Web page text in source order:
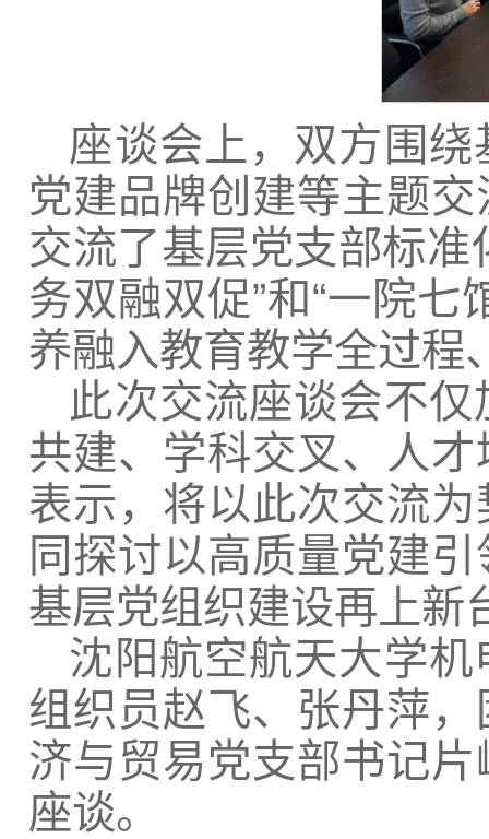
座谈会上，双方围
党建品牌创建等主题
交流了基层党支部标准
务双融双促”和“一院
养融入教育教学全过程
此次交流座谈会不
共建、学科交叉、人
表示，将以此次交流
同探讨以高质量党建
基层党组织建设再上新
沈阳航空航天大学
组织员赵飞、张丹萍
济与贸易党支部书记
座谈。